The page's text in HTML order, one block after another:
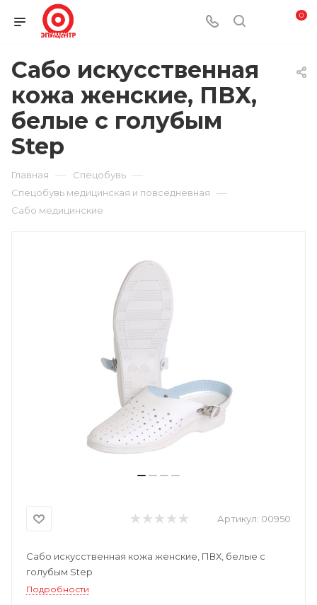
0
Сабо искусственная
кожа женские, ПВХ,
белые с голубым
Step
Главная — Спецобувь —
Спецобувь медицинская и повседневная —
Сабо медицинские
Артикул: 00950
Сабо искусственная кожа женские, ПВХ, белые с
голубым Step
Подробности